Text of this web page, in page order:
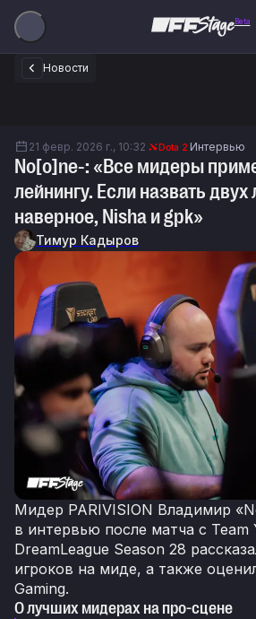
Beta
Новости
21 февр. 2026 г., 10:32 Dota 2 Интервью
No[o]ne-: «Все мидеры
лейнингу. Если назвать двух
наверное, Nisha и gpk»
Тимур Кадыров
Мидер PARIVISION Владимир
в интервью после матча с Team
DreamLeague Season 28
игроков на миде, а также
Gaming.
О лучших мидерах на про-сцене